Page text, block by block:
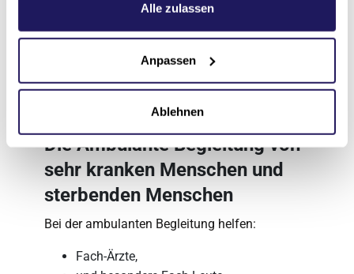
.
Alle zulassen
Anpassen
Ablehnen
Die Ambulante Begleitung von
sehr kranken Menschen und
sterbenden Menschen
Bei der ambulanten Begleitung helfen:
Fach-Ärzte,